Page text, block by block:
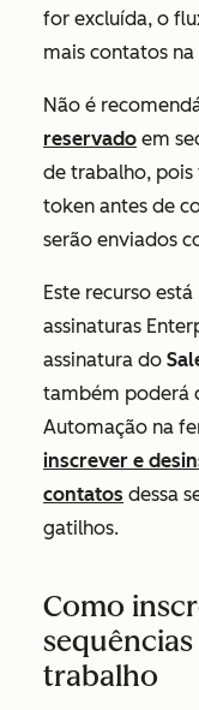
for excluída, o
mais contatos na
Não é
reservado em
de trabalho,
token antes de
serão enviados
Este recurso
assinaturas
assinatura do
também poderá
Automação na
inscrever e
contatos dessa
gatilhos.
Como
trabalho